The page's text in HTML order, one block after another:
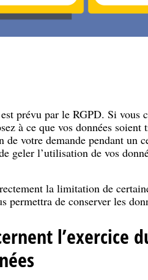
prévu par le RGPD. Si vous
à ce que vos données
votre demande pendant un
geler l’utilisation de vos
la limitation de
permettra de conserver les